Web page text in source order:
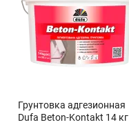
Грунтовка адгезионная
Dufa Beton-Kontakt 14 кг